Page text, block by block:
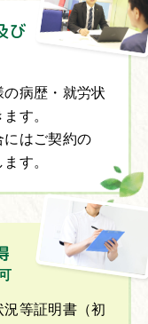
び
病歴・就労状
す。
にはご契約の
す。
等証明書（初